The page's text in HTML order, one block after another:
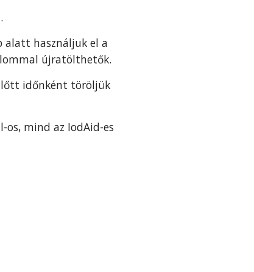
alatt használjuk el a
újratölthetők.
időnként töröljük
mind az IodAid-es